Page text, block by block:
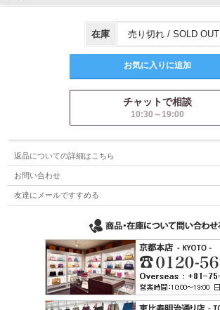
在庫 売り切れ / SOLD OUT
チャットで相談
10:30～19:00
返品についての詳細はこちら
お問い合わせ
友達にメールですすめる